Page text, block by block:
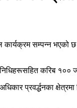
सम्पन्न भएको
करिब १००
प्रवर्द्धनका